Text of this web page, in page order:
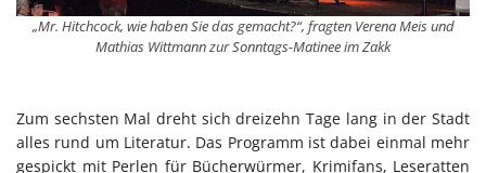
„Mr. Hitchcock, wie haben Sie das gemacht?“, fragten Verena Meis und
Mathias Wittmann zur Sonntags-Matinee im Zakk
Zum sechsten Mal dreht sich dreizehn Tage lang in der Stadt
alles rund um Literatur. Das Programm ist dabei einmal mehr
gespickt mit Perlen für Bücherwürmer, Krimifans, Leseratten